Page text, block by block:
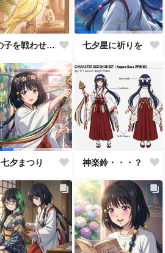
この子を戦わせるなんて出来ません！！ 七夕星に祈りを
七夕まつり 神楽鈴・・・？